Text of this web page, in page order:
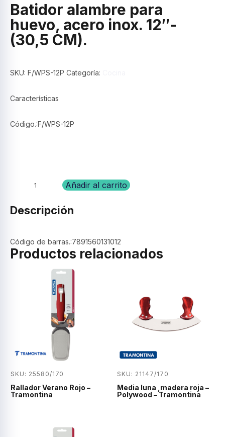
Batidor alambre para
huevo, acero inox. 12″-
(30,5 CM).
SKU: F/WPS-12P Categoría:
Características
Código.:F/WPS-12P
para
huevo,
inox.
12"-
(30,5
Añadir al carrito
Descripción
Código de barras.:7891560131012
Productos relacionados
SKU: 25580/170
Rallador Verano Rojo –
Tramontina
SKU: 21147/170
Media luna ,madera roja –
Polywood – Tramontina